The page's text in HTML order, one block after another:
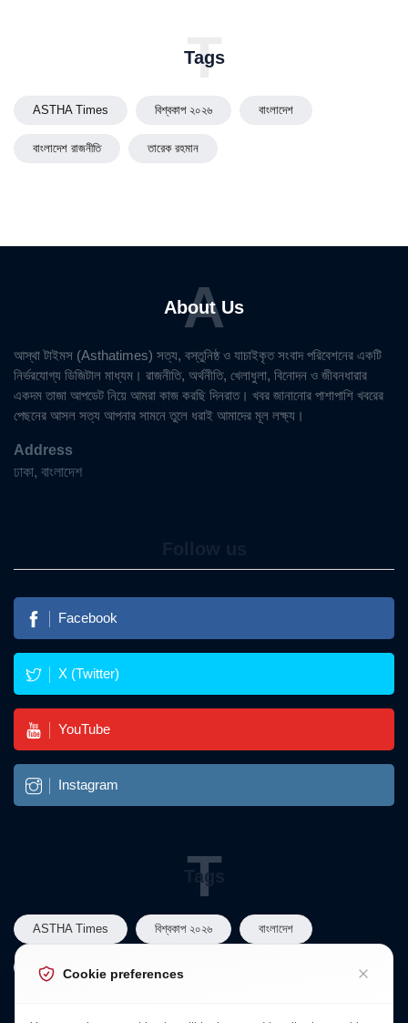
Tags
T
ASTHA Times বিশ্বকাপ ২০২৬ বাংলাদেশ
বাংলাদেশ রাজনীতি তারেক রহমান
About Us
A
আস্থা টাইমস (Asthatimes) সত্য, বস্তুনিষ্ঠ ও যাচাইকৃত সংবাদ পরিবেশনের একটি
নির্ভরযোগ্য ডিজিটাল মাধ্যম। রাজনীতি, অর্থনীতি, খেলাধুলা, বিনোদন ও জীবনধারার
একদম তাজা আপডেট নিয়ে আমরা কাজ করছি দিনরাত। খবর জানানোর পাশাপাশি খবরের
পেছনের আসল সত্য আপনার সামনে তুলে ধরাই আমাদের মূল লক্ষ্য।
Address
ঢাকা, বাংলাদেশ
Facebook
X (Twitter)
YouTube
Instagram
Tags
T
ASTHA Times বিশ্বকাপ ২০২৬ বাংলাদেশ
বাংলাদেশ রাজনীতি
Cookie preferences